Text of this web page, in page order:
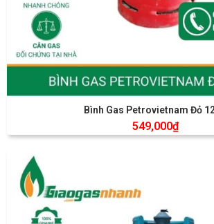
Bình Gas Petrovietnam Đỏ
549,000₫